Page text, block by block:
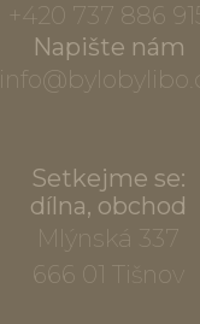
+420 737 886 915
Napište nám
Setkejme se:
dílna, obchod
Mlýnská 337
666 01 Tišnov